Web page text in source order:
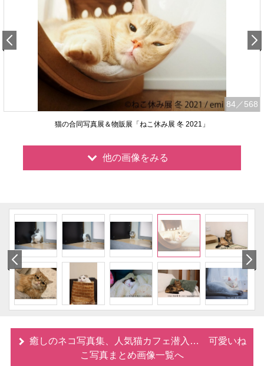
84 ／568
猫の合同写真展＆物販展「ねこ休み展 冬 2021」
他の画像をみる
癒しのネコ写真集、人気猫カフェ潜入… 可愛いね
こ写真まとめ画像一覧へ